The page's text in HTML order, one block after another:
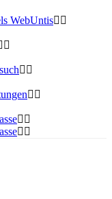
WebUntis